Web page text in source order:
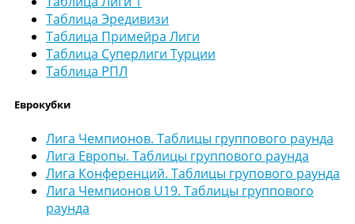
Таблица Эредивизи
Таблица Примейра Лиги
Таблица Суперлиги Турции
Таблица РПЛ
Еврокубки
Лига Чемпионов. Таблицы группового раунда
Лига Европы. Таблицы группового раунда
Лига Конференций. Таблицы групового раунда
Лига Чемпионов U19. Таблицы группового
раунда